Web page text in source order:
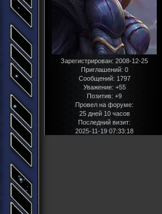
Зарегистрирован: 2008-12-25
Приглашений: 0
Сообщений: 1797
Уважение: +55
Позитив: +9
Провел на форуме:
25 дней 10 часов
Последний визит:
2025-11-19 07:33:18